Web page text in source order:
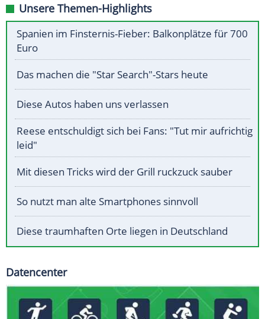
Unsere Themen-Highlights
Spanien im Finsternis-Fieber: Balkonplätze für 700
Euro
Das machen die "Star Search"-Stars heute
Diese Autos haben uns verlassen
Reese entschuldigt sich bei Fans: "Tut mir aufrichtig
leid"
Mit diesen Tricks wird der Grill ruckzuck sauber
So nutzt man alte Smartphones sinnvoll
Diese traumhaften Orte liegen in Deutschland
Datencenter